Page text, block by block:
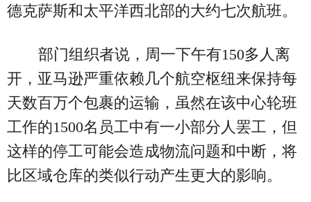
德克萨斯和太平洋西北部的大约七次航班。
部门组织者说，周一下午有150多人离
开，亚马逊严重依赖几个航空枢纽来保持每
天数百万个包裹的运输，虽然在该中心轮班
工作的1500名员工中有一小部分人罢工，但
这样的停工可能会造成物流问题和中断，将
比区域仓库的类似行动产生更大的影响。